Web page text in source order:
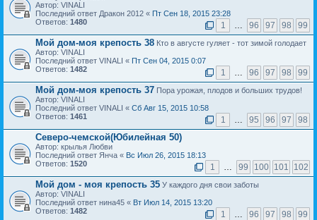
Автор: VINALI
Последний ответ Дракон 2012 « Пт Сен 18, 2015 23:28
Ответов: 1480 1 … 96 97 98 99
Мой дом-моя крепость 38 Кто в августе гуляет - тот зимой голодает
Автор: VINALI
Последний ответ VINALI « Пт Сен 04, 2015 0:07
Ответов: 1482 1 … 96 97 98 99
Мой дом-моя крепость 37 Пора урожая, плодов и больших трудов!
Автор: VINALI
Последний ответ VINALI « Сб Авг 15, 2015 10:58
Ответов: 1461 1 … 95 96 97 98
Северо-чемской(Юбилейная 50)
Автор: крылья Любви
Последний ответ Янча « Вс Июл 26, 2015 18:13
Ответов: 1520 1 … 99 100 101 102
Мой дом - моя крепость 35 У каждого дня свои заботы
Автор: VINALI
Последний ответ нина45 « Вт Июл 14, 2015 13:20
Ответов: 1482 1 … 96 97 98 99